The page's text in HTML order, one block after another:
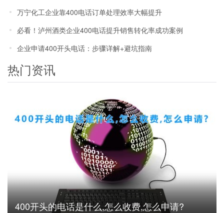
万宁化工企业靠400电话订单处理效率大幅提升
必看！泸州酒类企业400电话提升销售转化率成功案例
企业申请400开头电话：步骤详解+避坑指南
热门资讯
400开头的电话是什么,怎么收费,怎么申请?